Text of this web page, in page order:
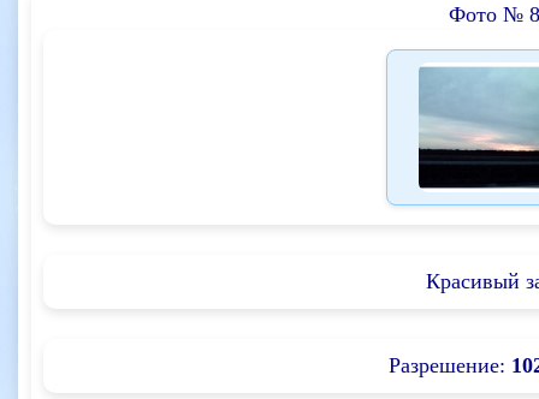
Фото №
Красивый
Разрешение: